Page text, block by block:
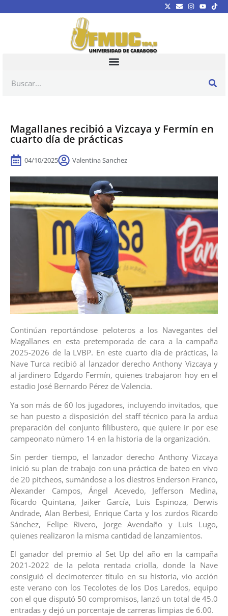
Magallanes recibió a Vizcaya y Fermín en
cuarto día de prácticas
04/10/2025 Valentina Sanchez
Continúan reportándose peloteros a los Navegantes del
Magallanes en esta pretemporada de cara a la campaña
2025-2026 de la LVBP. En este cuarto día de prácticas, la
Nave Turca recibió al lanzador derecho Anthony Vizcaya y
al jardinero Edgardo Fermín, quienes trabajaron hoy en el
estadio José Bernardo Pérez de Valencia.
Ya son más de 60 los jugadores, incluyendo invitados, que
se han puesto a disposición del staff técnico para la ardua
preparación del conjunto filibustero, que quiere ir por ese
campeonato número 14 en la historia de la organización.
Sin perder tiempo, el lanzador derecho Anthony Vizcaya
inició su plan de trabajo con una práctica de bateo en vivo
de 20 pitcheos, sumándose a los diestros Enderson Franco,
Alexander Campos, Ángel Acevedo, Jefferson Medina,
Ricardo Quintana, Jaiker García, Luis Espinoza, Derwis
Andrade, Alan Berbesi, Enrique Carta y los zurdos Ricardo
Sánchez, Felipe Rivero, Jorge Avendaño y Luis Lugo,
quienes realizaron la misma cantidad de lanzamientos.
El ganador del premio al Set Up del año en la campaña
2021-2022 de la pelota rentada criolla, donde la Nave
consiguió el decimotercer título en su historia, vio acción
este verano con los Tecolotes de los Dos Laredos, equipo
con el que disputó 50 compromisos, lanzó un total de 45.0
entradas y dejó un porcentaje de carreras limpias de 6.00.